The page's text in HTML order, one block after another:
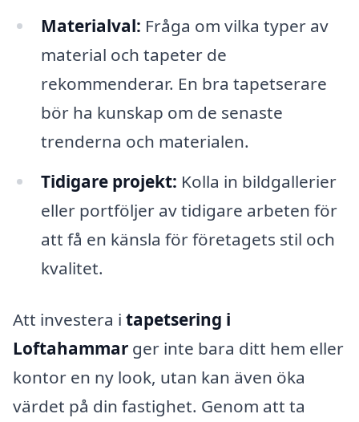
Materialval: Fråga om vilka typer av
material och tapeter de
rekommenderar. En bra tapetserare
bör ha kunskap om de senaste
trenderna och materialen.
Tidigare projekt: Kolla in bildgallerier
eller portföljer av tidigare arbeten för
att få en känsla för företagets stil och
kvalitet.
Att investera i tapetsering i
Loftahammar ger inte bara ditt hem eller
kontor en ny look, utan kan även öka
värdet på din fastighet. Genom att ta